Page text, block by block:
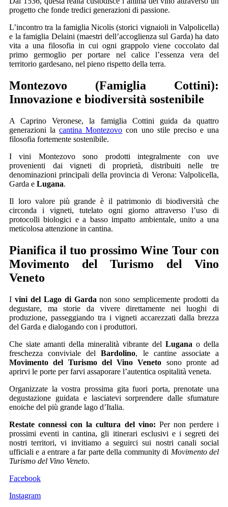
progetto che fonde tredici generazioni di passione.
L’incontro tra la famiglia Nicolis (storici vignaioli in Valpolicella)
e la famiglia Delaini (maestri dell’accoglienza sul Garda) ha dato
vita a una filosofia in cui ogni grappolo viene coccolato dal
primo germoglio per portare nel calice l’essenza vera del
territorio gardesano, nel pieno rispetto della terra.
Montezovo (Famiglia Cottini):
Innovazione e biodiversità sostenibile
A Caprino Veronese, la famiglia Cottini guida da quattro
generazioni lacantina Montezovo con uno stile preciso e una
filosofia fortemente sostenibile.
I vini Montezovo sono prodotti integralmente con uve
provenienti dai vigneti di proprietà, distribuiti nelle tre
denominazioni principali della provincia di Verona: Valpolicella,
Garda e Lugana.
Il loro valore più grande è il patrimonio di biodiversità che
circonda i vigneti, tutelato ogni giorno attraverso l’uso di
protocolli biologici e a basso impatto ambientale, unito a una
meticolosa attenzione in cantina.
Pianifica il tuo prossimo Wine Tour con
Movimento del Turismo del Vino
Veneto
I vini del Lago di Garda non sono semplicemente prodotti da
degustare, ma storie da vivere direttamente nei luoghi di
produzione, passeggiando tra i vigneti accarezzati dalla brezza
del Garda e dialogando con i produttori.
Che siate amanti della mineralità vibrante del Lugana o della
freschezza conviviale delBardolino, le cantine associate a
Movimento del Turismo del Vino Veneto sono pronte ad
aprirvi le porte per farvi assaporare l’autentica ospitalità veneta.
Organizzate la vostra prossima gita fuori porta, prenotate una
degustazione guidata e lasciatevi sorprendere dalle sfumature
enoiche del più grande lago d’Italia.
Restate connessi con la cultura del vino: Per non perdere i
prossimi eventi in cantina, gli itinerari esclusivi e i segreti dei
nostri territori, vi invitiamo a seguirci sui nostri canali social
ufficiali e a entrare a far parte della community di Movimento del
Turismo del Vino Veneto.
Facebook
Instagram